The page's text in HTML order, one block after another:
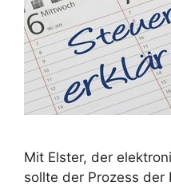
Mit Elster, der
sollte der Prozess der